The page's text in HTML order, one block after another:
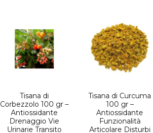
Tisana di
Corbezzolo 100 gr –
Antiossidante
Drenaggio Vie
Urinarie Transito
Tisana di Curcuma
100 gr –
Antiossidante
Funzionalità
Articolare Disturbi